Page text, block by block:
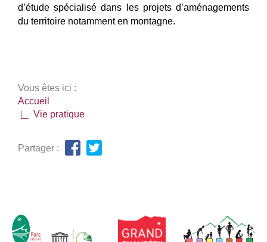
Vous êtes ici :
Accueil
Vie pratique
Partager :
d’étude spécialisé dans les projets d’aménagements
du territoire notamment en montagne.